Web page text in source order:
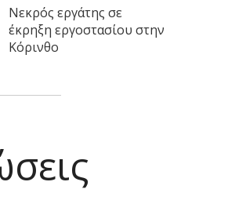
Νεκρός εργάτης σε
έκρηξη εργοστασίου στην
Κόρινθο